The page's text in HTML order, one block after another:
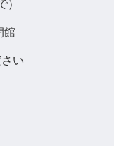
）
館
い